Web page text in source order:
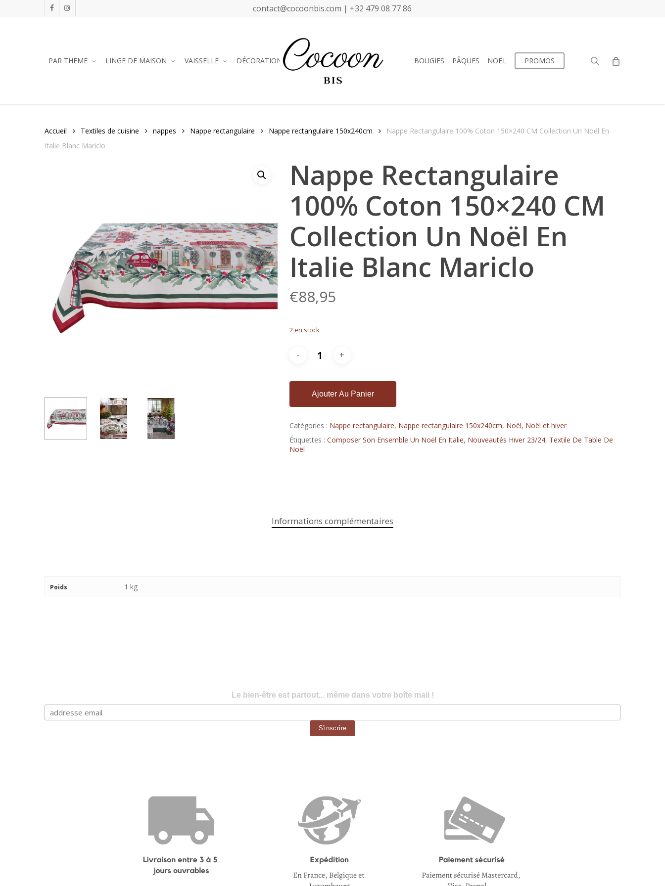
to
facebookinstagram contact@cocoonbis.com | +32 479 08 77 86
PAR THEME LINGE DE MAISON VAISSELLE DÉCORATION BOUGIES PÂQUES NOËL PROMOS search
Accueil Textiles de cuisine nappes Nappe rectangulaire Nappe rectangulaire 150x240cm
Nappe Rectangulaire 100% Coton 150×240 CM Collection Un Noël En
Italie Blanc Mariclo
Nappe Rectangulaire
100% Coton 150×240 CM
Collection Un Noël En
Italie Blanc Mariclo
€88,95
2 en stock
Ajouter Au Panier
Catégories : Nappe rectangulaire, Nappe rectangulaire 150x240cm, Noël, Noël et hiver
Étiquettes : Composer Son Ensemble Un Noël En Italie, Nouveautés Hiver 23/24, Textile De Table De
Noël
Informations complémentaires
Poids 1 kg
Le bien-être est partout... même dans votre boîte mail !